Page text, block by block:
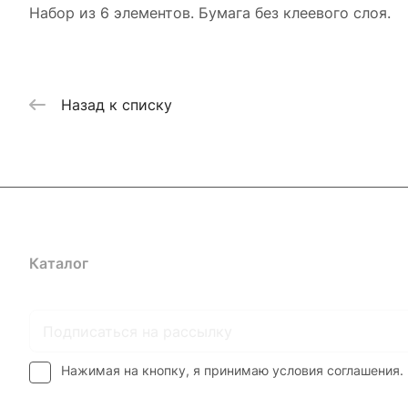
Набор из 6 элементов. Бумага без клеевого слоя.
Назад к списку
Каталог
Нажимая на кнопку, я принимаю условия соглашения.